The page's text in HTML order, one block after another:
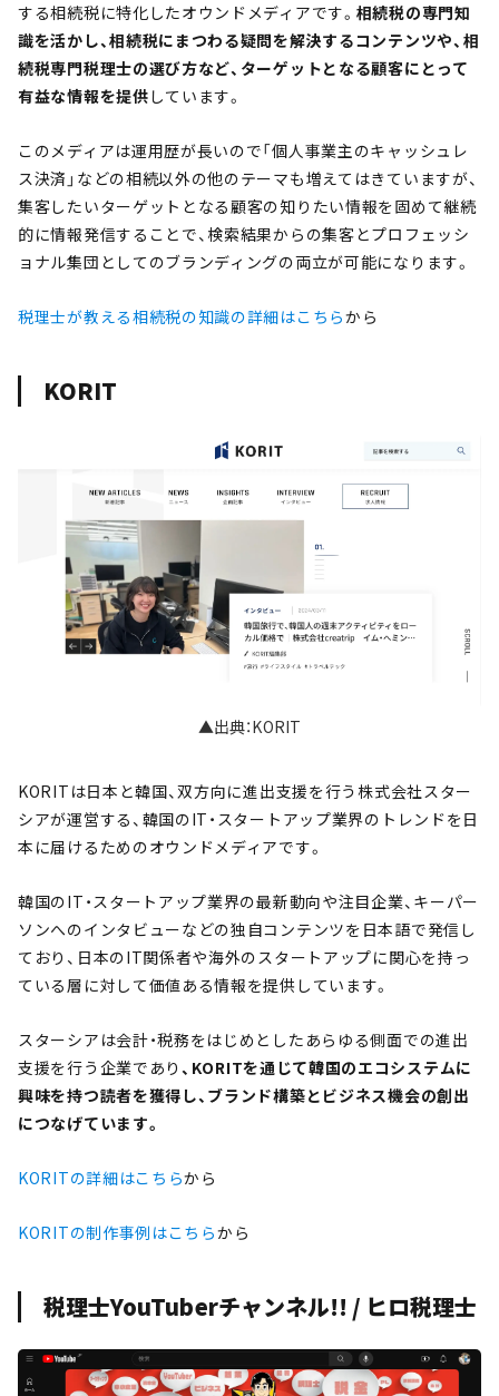
する相続税に特化したオウンドメディアです。 相続税の専門知
識を活かし、相続税にまつわる疑問を解決するコンテンツや、相
続税専門税理士の選び方など、ターゲットとなる顧客にとって
有益な情報を提供 しています。
このメディアは運用歴が長いので「個人事業主のキャッシュレ
ス決済」などの相続以外の他のテーマも増えてはきていますが、
集客したいターゲットとなる顧客の知りたい情報を固めて継続
的に情報発信することで、検索結果からの集客とプロフェッシ
ョナル集団としてのブランディングの両立が可能になります。
税理士が教える相続税の知識の詳細はこちらから
KORIT
▲出典：KORIT
KORITは日本と韓国、双方向に進出支援を行う株式会社スター
シアが運営する、韓国のIT・スタートアップ業界のトレンドを日
本に届けるためのオウンドメディアです。
韓国のIT・スタートアップ業界の最新動向や注目企業、キーパー
ソンへのインタビューなどの独自コンテンツを日本語で発信し
ており、日本のIT関係者や海外のスタートアップに関心を持っ
ている層に対して価値ある情報を提供しています。
スターシアは会計・税務をはじめとしたあらゆる側面での進出
支援を行う企業であり 、KORITを通じて韓国のエコシステムに
興味を持つ読者を獲得し、ブランド構築とビジネス機会の創出
につなげています。
KORITの詳細はこちらから
KORITの制作事例はこちらから
税理士YouTuberチャンネル!! / ヒロ税理士